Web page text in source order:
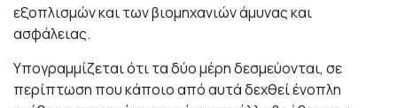
εξοπλισμών και των βιομηχανιών άμυνας και
ασφάλειας.
Υπογραμμίζεται ότι τα δύο μέρη δεσμεύονται, σε
περίπτωση που κάποιο από αυτά δεχθεί ένοπλη